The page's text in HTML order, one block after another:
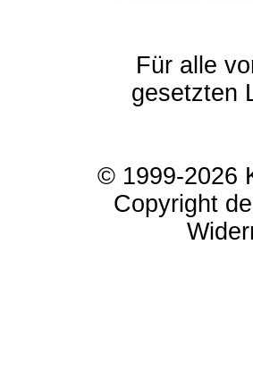
Für alle
gesetzten
© 1999-2026
Copyright